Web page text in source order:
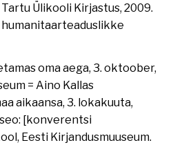
Ülikooli Kirjastus, 2009.
humanitaarteaduslikke
oma aega, 3. oktoober,
= Aino Kallas
aikaansa, 3. lokakuuta,
[konverentsi
Eesti Kirjandusmuuseum.